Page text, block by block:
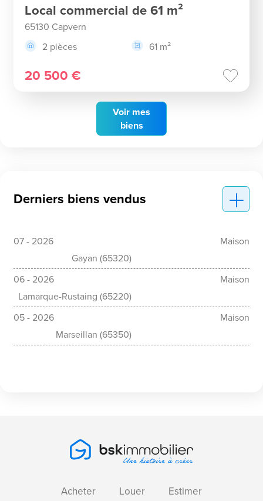
Voir mes
biens
Local commercial de 61 m²
65130 Capvern
2 pièces
61 m²
20 500 €
Derniers biens vendus
07 - 2026
Maison
Gayan (65320)
06 - 2026
Maison
Lamarque-Rustaing (65220)
05 - 2026
Maison
Marseillan (65350)
Acheter Louer
Estimer